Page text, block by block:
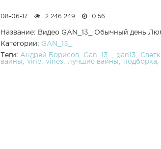
08-06-17 2 246 249 0:56
Название: Видео GAN_13_ Обычный день
Категории: GAN_13_
Теги: Андрей Борисов Gan_13_ gan13
вайны
vine vines лучшие вайны подборка